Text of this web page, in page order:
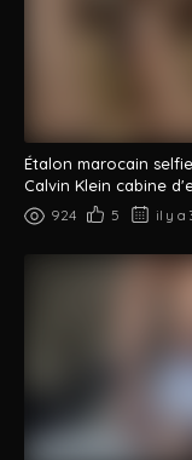
Étalon marocain
Calvin Klein cabine
924 5 il y a